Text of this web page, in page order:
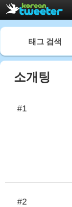
태그 검색
소개팅
#1
#2